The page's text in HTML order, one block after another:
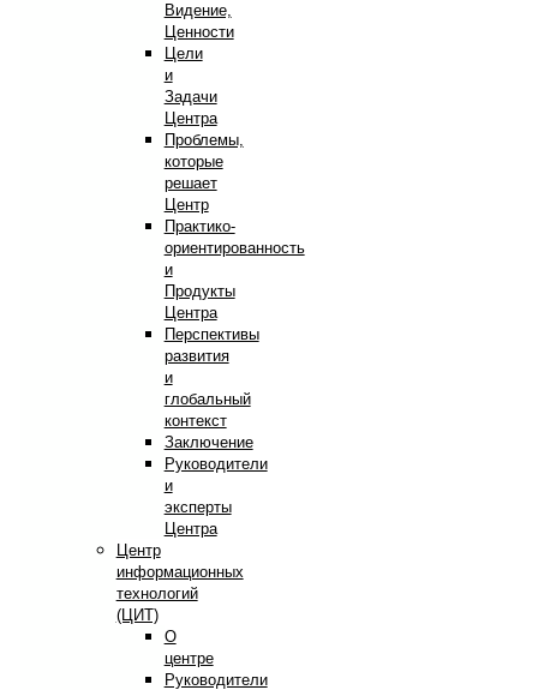
Видение,
Ценности
Цели
и
Задачи
Центра
Проблемы,
которые
решает
Центр
Практико-
ориентированность
и
Продукты
Центра
Перспективы
развития
и
глобальный
контекст
Заключение
Руководители
и
эксперты
Центра
Центр
информационных
технологий
(ЦИТ)
О
центре
Руководители